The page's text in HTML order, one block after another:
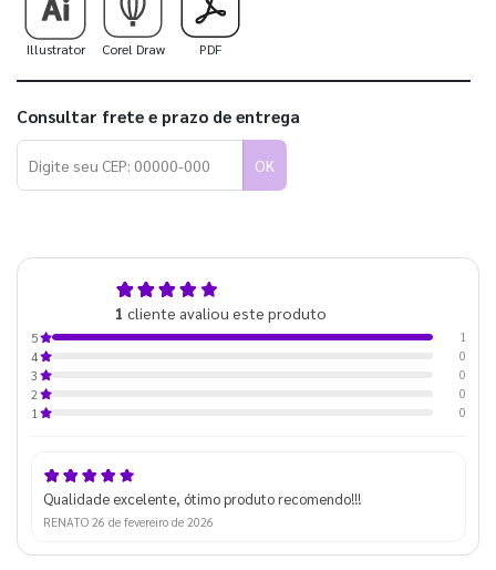
Illustrator Corel Draw PDF
Consultar frete e prazo de entrega
OK
1 cliente avaliou este produto
5
1
4
0
3
0
2
0
1
0
Qualidade excelente, ótimo produto recomendo!!!
RENATO 26 de fevereiro de 2026